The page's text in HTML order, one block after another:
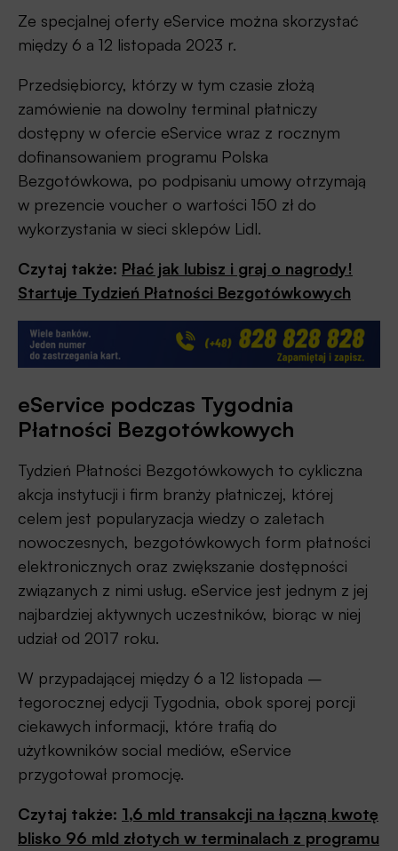
Ze specjalnej oferty eService można skorzystać
między 6 a 12 listopada 2023 r.
Przedsiębiorcy, którzy w tym czasie złożą
zamówienie na dowolny terminal płatniczy
dostępny w ofercie eService wraz z rocznym
dofinansowaniem programu Polska
Bezgotówkowa, po podpisaniu umowy otrzymają
w prezencie voucher o wartości 150 zł do
wykorzystania w sieci sklepów Lidl.
Czytaj także: Płać jak lubisz i graj o nagrody!
Startuje Tydzień Płatności Bezgotówkowych
eService podczas Tygodnia
Płatności Bezgotówkowych
Tydzień Płatności Bezgotówkowych to cykliczna
akcja instytucji i firm branży płatniczej, której
celem jest popularyzacja wiedzy o zaletach
nowoczesnych, bezgotówkowych form płatności
elektronicznych oraz zwiększanie dostępności
związanych z nimi usług. eService jest jednym z jej
najbardziej aktywnych uczestników, biorąc w niej
udział od 2017 roku.
W przypadającej między 6 a 12 listopada –
tegorocznej edycji Tygodnia, obok sporej porcji
ciekawych informacji, które trafią do
użytkowników social mediów, eService
przygotował promocję.
Czytaj także: 1,6 mld transakcji na łączną kwotę
blisko 96 mld złotych w terminalach z programu